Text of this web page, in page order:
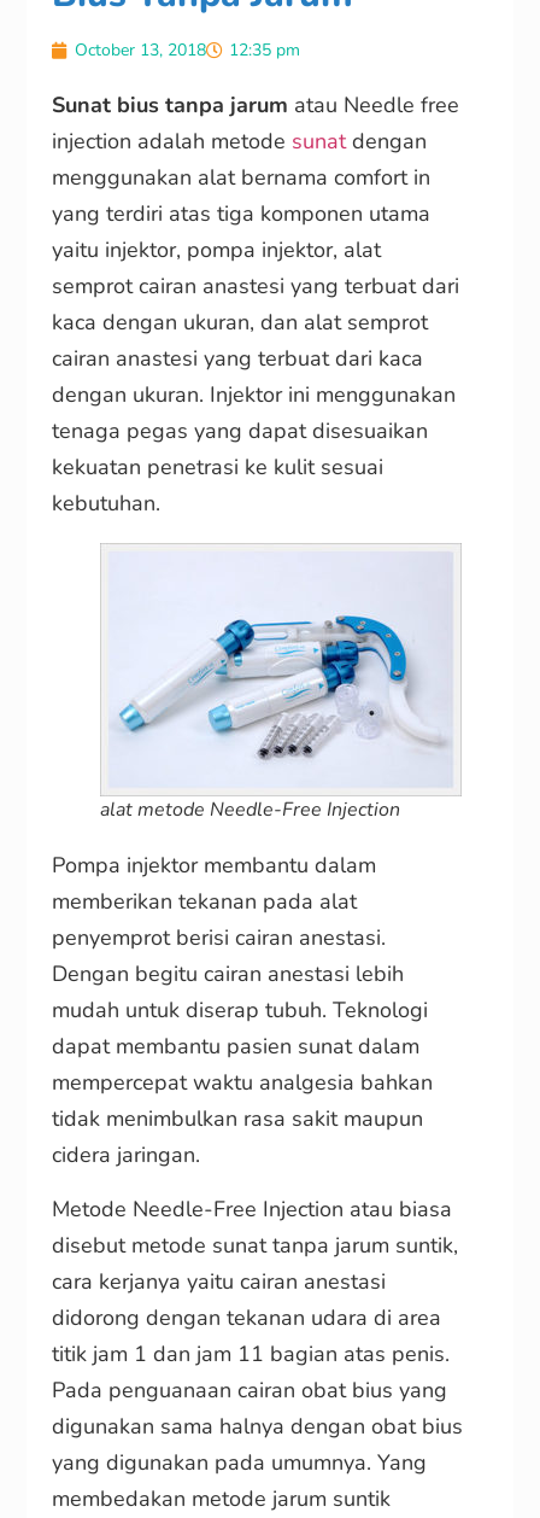
October 13, 2018 12:35 pm
Sunat bius tanpa jarum atau Needle free
injection adalah metode sunatdengan
menggunakan alat bernama comfort in
yang terdiri atas tiga komponen utama
yaitu injektor, pompa injektor, alat
semprot cairan anastesi yang terbuat dari
kaca dengan ukuran, dan alat semprot
cairan anastesi yang terbuat dari kaca
dengan ukuran. Injektor ini menggunakan
tenaga pegas yang dapat disesuaikan
kekuatan penetrasi ke kulit sesuai
kebutuhan.
alat metode Needle-Free Injection
Pompa injektor membantu dalam
memberikan tekanan pada alat
penyemprot berisi cairan anestasi.
Dengan begitu cairan anestasi lebih
mudah untuk diserap tubuh. Teknologi
dapat membantu pasien sunat dalam
mempercepat waktu analgesia bahkan
tidak menimbulkan rasa sakit maupun
cidera jaringan.
Metode Needle-Free Injection atau biasa
disebut metode sunat tanpa jarum suntik,
cara kerjanya yaitu cairan anestasi
didorong dengan tekanan udara di area
titik jam 1 dan jam 11 bagian atas penis.
Pada penguanaan cairan obat bius yang
digunakan sama halnya dengan obat bius
yang digunakan pada umumnya. Yang
membedakan metode jarum suntik